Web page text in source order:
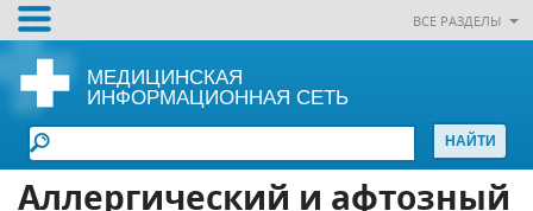
ВСЕ РАЗДЕЛЫ
МЕДИЦИНСКАЯ
ИНФОРМАЦИОННАЯ СЕТЬ
Аллергический и афтозный